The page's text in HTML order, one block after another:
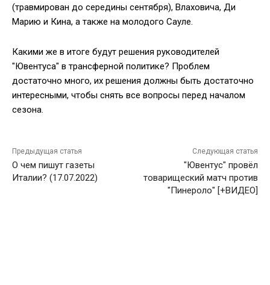
(травмирован до середины сентября), Влаховича, Ди
Марию и Кина, а также на молодого Сауле.
Какими же в итоге будут решения руководителей
"Ювентуса" в трансферной политике? Проблем
достаточно много, их решения должны быть достаточно
интересными, чтобы снять все вопросы перед началом
сезона.
Предыдущая статья
О чем пишут газеты
Италии? (17.07.2022)
Следующая статья
"Ювентус" провёл
товарищеский матч против
"Пинероло" [+ВИДЕО]